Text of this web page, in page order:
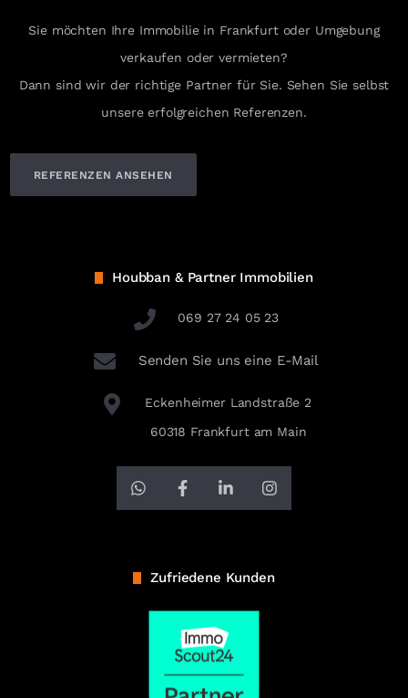
Sie möchten Ihre Immobilie in Frankfurt oder Umgebung
verkaufen oder vermieten?
Dann sind wir der richtige Partner für Sie. Sehen Sie selbst
unsere erfolgreichen Referenzen.
REFERENZEN ANSEHEN
Houbban & Partner Immobilien
069 27 24 05 23
Senden Sie uns eine E-Mail
Eckenheimer Landstraße 2
60318 Frankfurt am Main
Zufriedene Kunden